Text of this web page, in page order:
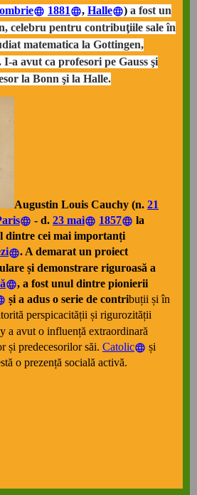
1881 , Halle ) a fost un
celebru pentru contribuţiile sale în
matematica la Gottingen,
a avut ca profesori pe Gauss şi
la Bonn şi la Halle.
Augustin Louis Cauchy (n. 21
- d. 23 mai 1857
la
dintre cei mai importanți
. A demarat un proiect
și demonstrare riguroasă a
, a fost unul dintre pionierii
și a adus o serie de contribuții și în
perspicacității și rigurozității
a avut o influență extraordinară
și predecesorilor săi. Catolic
și
o prezență socială activă.